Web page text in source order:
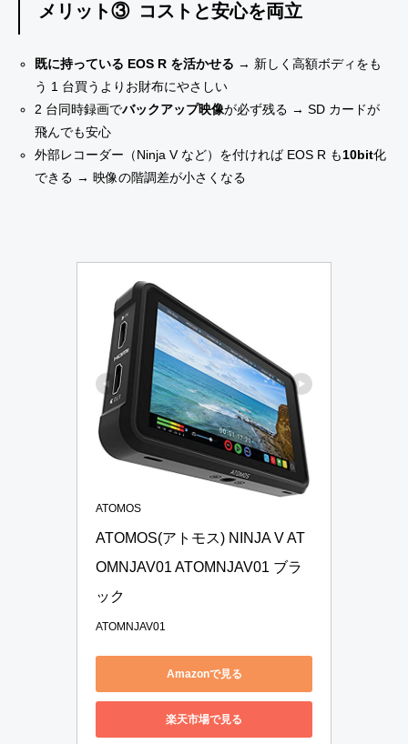
メリット③ コストと安心を両立
既に持っている EOS R を活かせる → 新しく高額ボディをも
う 1 台買うよりお財布にやさしい
2 台同時録画でバックアップ映像が必ず残る → SD カードが
飛んでも安心
外部レコーダー（Ninja V など）を付ければ EOS R も10bit化
できる → 映像の階調差が小さくなる
ATOMOS
ATOMOS(アトモス) NINJA V AT
OMNJAV01 ATOMNJAV01 ブラ
ック
ATOMNJAV01
Amazonで見る
楽天市場で見る